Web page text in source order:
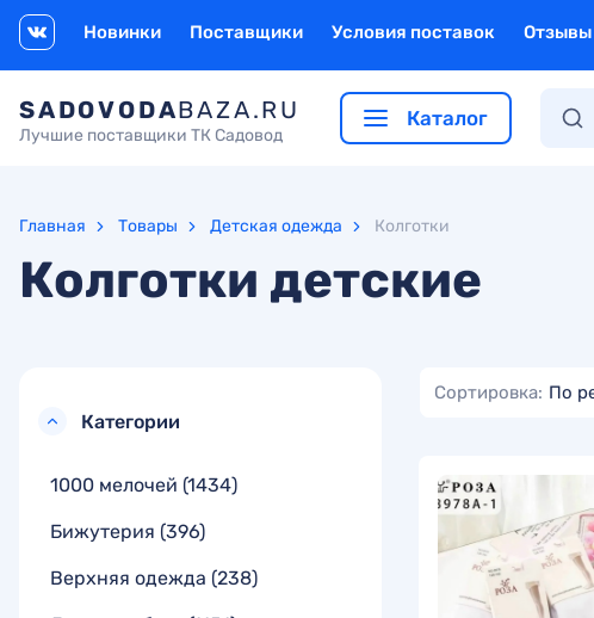
Новинки Поставщики Условия поставок Отзывы
SADOVODABAZA.RU
Лучшие поставщики ТК Садовод
Каталог
Главная Товары Детская одежда Колготки
Колготки детские
Категории
1000 мелочей (1434)
Бижутерия (396)
Верхняя одежда (238)
Сортировка: По